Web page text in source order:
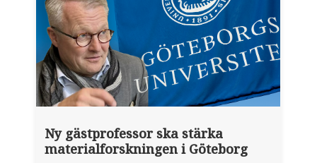
Ny gästprofessor ska stärka
materialforskningen i Göteborg